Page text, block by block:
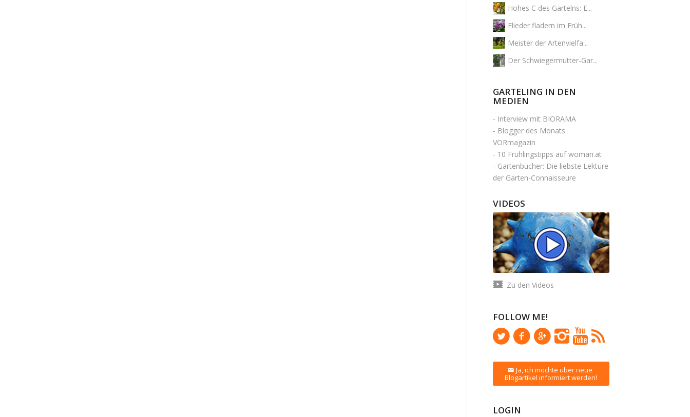
Hohes C des Gartelns: E...
Flieder fladern im Früh...
Meister der Artenvielfa...
Der Schwiegermutter-Gar...
GARTELING IN DEN
MEDIEN
- Interview mit BIORAMA
- Blogger des Monats
VORmagazin
- 10 Frühlingstipps auf woman.at
- Gartenbücher: Die liebste Lektüre
der Garten-Connaisseure
VIDEOS
Zu den Videos
FOLLOW ME!
Ja, ich möchte über neue
Blogartikel informiert werden!
LOGIN